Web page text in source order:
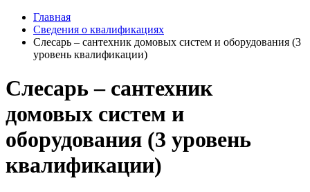
Главная
Сведения о квалификациях
Слесарь – сантехник домовых систем и оборудования (3
уровень квалификации)
Слесарь – сантехник
домовых систем и
оборудования (3 уровень
квалификации)